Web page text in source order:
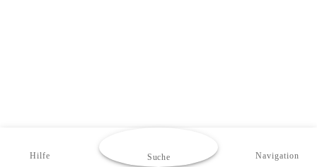
Hilfe Suche Navigation